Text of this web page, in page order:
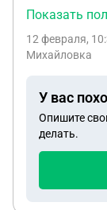
выплаты, но
третью
получилось
Могу ли я
денежные
Показать
12 февраля,
Михайловка
У вас
Опишите
делать.